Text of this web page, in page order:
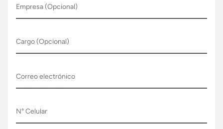
Empresa (Opcional)
Cargo (Opcional)
Correo electrónico
N° Celular